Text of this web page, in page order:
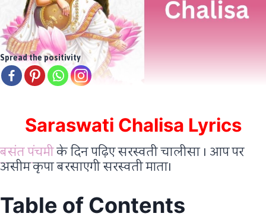
Spread the positivity
Saraswati Chalisa Lyrics
बसंत पंचमीके दिन पढ़िए सरस्वती चालीसा I आप पर
असीम कृपा बरसाएगी सरस्वती माताI
Table of Contents